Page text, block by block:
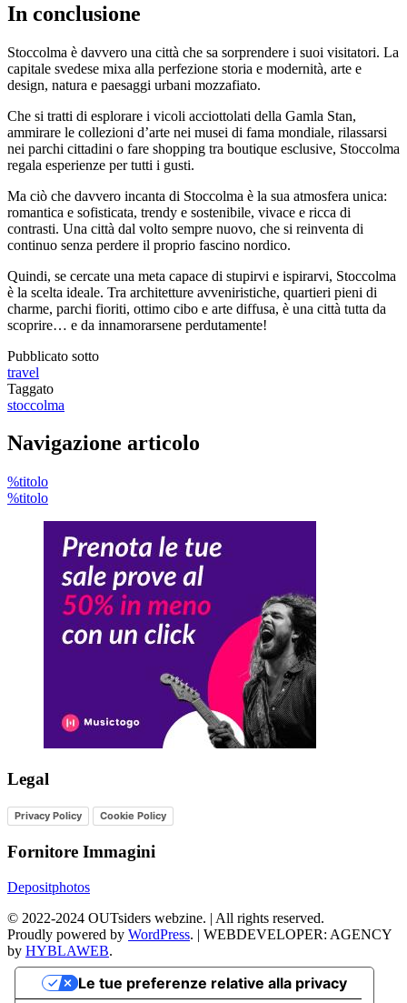
In conclusione
Stoccolma è davvero una città che sa sorprendere i suoi visitatori. La
capitale svedese mixa alla perfezione storia e modernità, arte e
design, natura e paesaggi urbani mozzafiato.
Che si tratti di esplorare i vicoli acciottolati della Gamla Stan,
ammirare le collezioni d’arte nei musei di fama mondiale, rilassarsi
nei parchi cittadini o fare shopping tra boutique esclusive, Stoccolma
regala esperienze per tutti i gusti.
Ma ciò che davvero incanta di Stoccolma è la sua atmosfera unica:
romantica e sofisticata, trendy e sostenibile, vivace e ricca di
contrasti. Una città dal volto sempre nuovo, che si reinventa di
continuo senza perdere il proprio fascino nordico.
Quindi, se cercate una meta capace di stupirvi e ispirarvi, Stoccolma
è la scelta ideale. Tra architetture avveniristiche, quartieri pieni di
charme, parchi fioriti, ottimo cibo e arte diffusa, è una città tutta da
scoprire… e da innamorarsene perdutamente!
Pubblicato sotto
travel
Taggato
stoccolma
Navigazione articolo
%titolo
%titolo
Legal
Privacy Policy Cookie Policy
Fornitore Immagini
Depositphotos
© 2022-2024 OUTsiders webzine. | All rights reserved.
Proudly powered by WordPress. | WEBDEVELOPER: AGENCY
by HYBLAWEB.
Le tue preferenze relative alla privacy